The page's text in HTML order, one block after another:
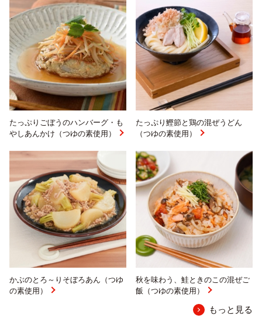
たっぷりごぼうのハンバーグ・も
やしあんかけ（つゆの素使用）
たっぷり鰹節と鶏の混ぜうどん
（つゆの素使用）
かぶのとろ～りそぼろあん（つゆ
の素使用）
秋を味わう、鮭ときのこの混ぜご
飯（つゆの素使用）
もっと見る